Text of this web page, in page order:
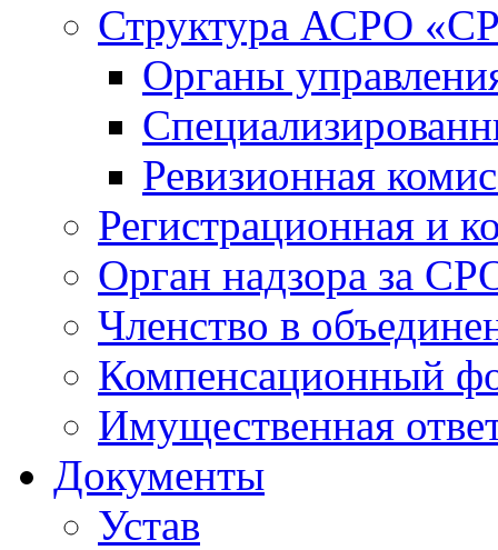
Структура АСРО
Органы
Ревизионная
Регистрационная и
Орган надзора за
Членство в
Компенсационный
Имущественная
Документы
Устав